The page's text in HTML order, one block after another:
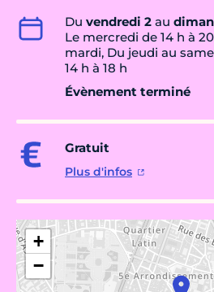
Du vendredi 2 au
Le mercredi de 14 h à
mardi, Du jeudi au
14 h à 18 h
Évènement terminé
Gratuit
Plus d'infos
+
−